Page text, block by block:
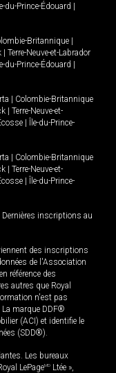
du-Prince-Édouard |
Britannique |
| Terre-Neuve-et-Labrador
du-Prince-Édouard |
| Colombie-Britannique
| Terre-Neuve-et-
| Île-du-Prince-
| Colombie-Britannique
| Terre-Neuve-et-
| Île-du-Prince-
Dernières inscriptions au
des inscriptions
de l'Association
référence des
autres que Royal
n'est pas
La marque DDF®
(ACI) et identifie le
(SDD®).
Les bureaux
LePageMD Ltée »,